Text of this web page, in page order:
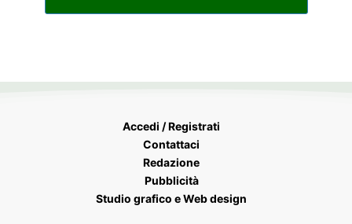
Accedi / Registrati
Contattaci
Redazione
Pubblicità
Studio grafico e Web design